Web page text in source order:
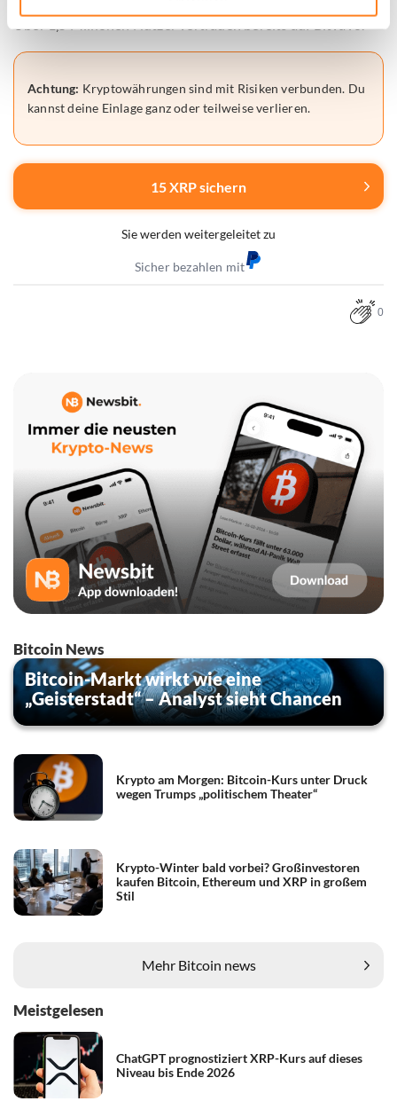
Achtung: Kryptowährungen sind mit Risiken verbunden. Du
kannst deine Einlage ganz oder teilweise verlieren.
15 XRP sichern
Sie werden weitergeleitet zu
Sicher bezahlen mit
0
Bitcoin News
Bitcoin-Markt wirkt wie eine
„Geisterstadt“ – Analyst sieht Chancen
Krypto am Morgen: Bitcoin-Kurs unter Druck
wegen Trumps „politischem Theater“
Krypto-Winter bald vorbei? Großinvestoren
kaufen Bitcoin, Ethereum und XRP in großem
Stil
Mehr Bitcoin news
Meistgelesen
ChatGPT prognostiziert XRP-Kurs auf dieses
Niveau bis Ende 2026